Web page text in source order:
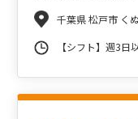
千葉県 松戸市 く
【シフト】週3日